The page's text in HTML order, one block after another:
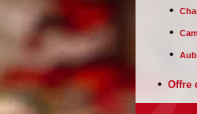
•
•
•
•Offre